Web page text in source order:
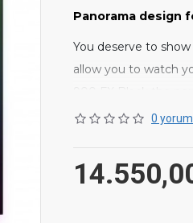
Panorama design
You deserve to
allow you to watch
900 FX Black the
BRIGHT LIGHT
Light Base 900 FX
more than the
0 yorum